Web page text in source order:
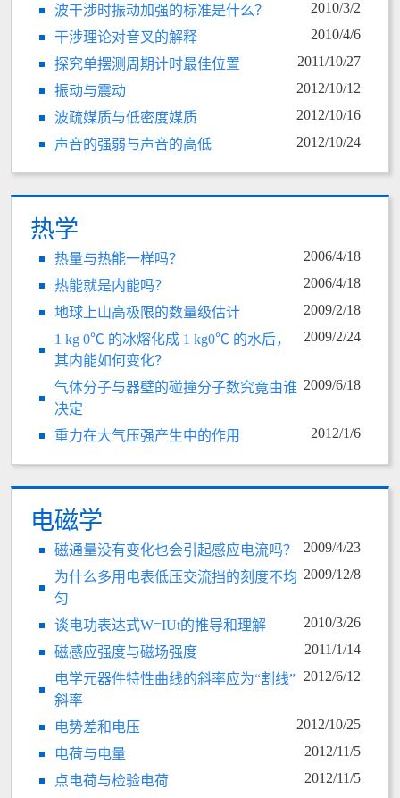
2010/3/2
波干涉时振动加强的标准是什么？
2010/4/6
干涉理论对音叉的解释
2011/10/27
探究单摆测周期计时最佳位置
2012/10/12
振动与震动
2012/10/16
波疏媒质与低密度媒质
2012/10/24
声音的强弱与声音的高低
热学
2006/4/18
热量与热能一样吗？
2006/4/18
热能就是内能吗？
2009/2/18
地球上山高极限的数量级估计
2009/2/24
1 kg 0℃ 的冰熔化成 1 kg0℃ 的水后，
其内能如何变化？
2009/6/18
气体分子与器壁的碰撞分子数究竟由谁
决定
2012/1/6
重力在大气压强产生中的作用
电磁学
2009/4/23
磁通量没有变化也会引起感应电流吗？
2009/12/8
为什么多用电表低压交流挡的刻度不均
匀
2010/3/26
谈电功表达式W=IUt的推导和理解
2011/1/14
磁感应强度与磁场强度
2012/6/12
电学元器件特性曲线的斜率应为“割线”
斜率
2012/10/25
电势差和电压
2012/11/5
电荷与电量
2012/11/5
点电荷与检验电荷